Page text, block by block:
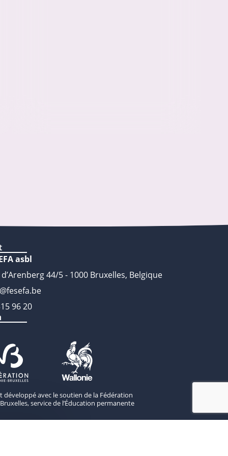
asbl
d’Arenberg 44/5 - 1000 Bruxelles, Belgique
96 20
développé avec le soutien de la Fédération
service de l’Éducation permanente